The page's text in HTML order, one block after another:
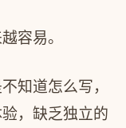
容易。
知道怎么写，
，缺乏独立的